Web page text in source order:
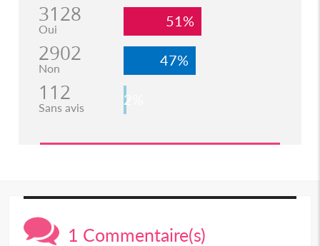
3128
Oui 51%
2902
Non 47%
112
Sans avis 2%
1 Commentaire(s)